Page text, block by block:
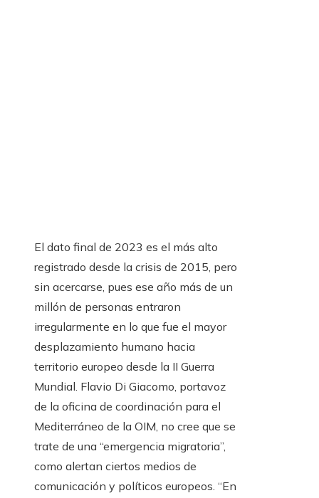
El dato final de 2023 es el más alto
registrado desde la crisis de 2015, pero
sin acercarse, pues ese año más de un
millón de personas entraron
irregularmente en lo que fue el mayor
desplazamiento humano hacia
territorio europeo desde la II Guerra
Mundial. Flavio Di Giacomo, portavoz
de la oficina de coordinación para el
Mediterráneo de la OIM, no cree que se
trate de una “emergencia migratoria”,
como alertan ciertos medios de
comunicación y políticos europeos. “En